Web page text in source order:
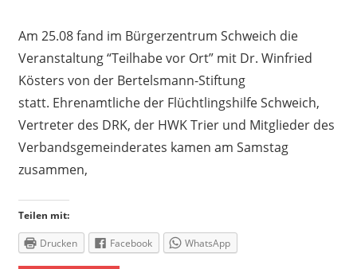
Am 25.08 fand im Bürgerzentrum Schweich die
Veranstaltung “Teilhabe vor Ort” mit Dr. Winfried
Kösters von der Bertelsmann-Stiftung
statt. Ehrenamtliche der Flüchtlingshilfe Schweich,
Vertreter des DRK, der HWK Trier und Mitglieder des
Verbandsgemeinderates kamen am Samstag
zusammen,
Teilen mit:
Drucken Facebook WhatsApp